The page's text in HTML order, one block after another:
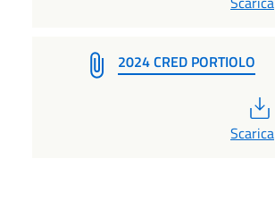
2024 CRED PORTIOLO
Scarica